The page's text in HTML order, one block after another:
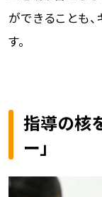
ができることも
す。
指導の核
ー」